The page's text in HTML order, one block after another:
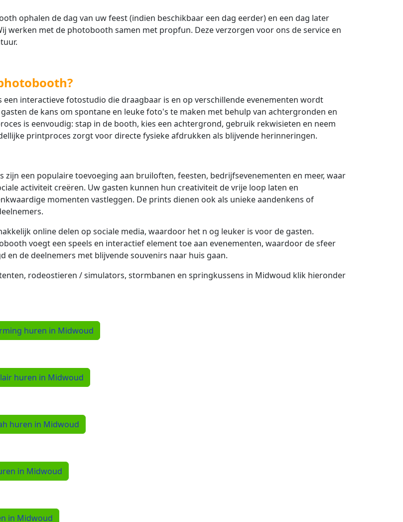
ophalen de dag van uw feest (indien beschikbaar een dag eerder) en een dag later
werken met de photobooth samen met propfun. Deze verzorgen voor ons de service en
een interactieve fotostudio die draagbaar is en op verschillende evenementen wordt
de kans om spontane en leuke foto's te maken met behulp van achtergronden en
is eenvoudig: stap in de booth, kies een achtergrond, gebruik rekwisieten en neem
printproces zorgt voor directe fysieke afdrukken als blijvende herinneringen.
zijn een populaire toevoeging aan bruiloften, feesten, bedrijfsevenementen en meer, waar
activiteit creëren. Uw gasten kunnen hun creativiteit de vrije loop laten en
momenten vastleggen. De prints dienen ook als unieke aandenkens of
online delen op sociale media, waardoor het n og leuker is voor de gasten.
voegt een speels en interactief element toe aan evenementen, waardoor de sfeer
en de deelnemers met blijvende souvenirs naar huis gaan.
rodeostieren / simulators, stormbanen en springkussens in Midwoud klik hieronder
huren in Midwoud
huren in Midwoud
huren in Midwoud
in Midwoud
in Midwoud